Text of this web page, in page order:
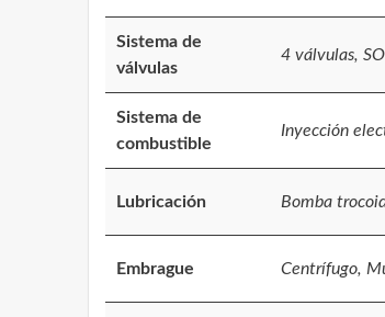
Sistema de
válvulas
4 válvulas,
Sistema de
combustible
Inyección
Lubricación Bomba
Embrague Centrífugo,